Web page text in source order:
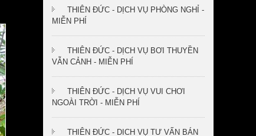
THIÊN ĐỨC - DỊCH VỤ PHÒNG NGHỈ -
MIỄN PHÍ
THIÊN ĐỨC - DỊCH VỤ BƠI THUYỀN
VẪN CẢNH - MIỄN PHÍ
THIÊN ĐỨC - DỊCH VỤ VUI CHƠI
NGOÀI TRỜI - MIỄN PHÍ
THIÊN ĐỨC - DICH VỤ TƯ VẤN BÁN